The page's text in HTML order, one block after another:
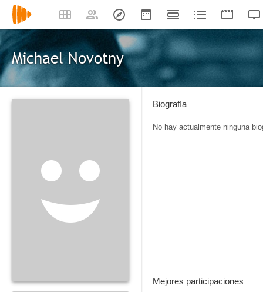
Michael Novotny
Biografía
No hay actualmente ninguna
Mejores participaciones